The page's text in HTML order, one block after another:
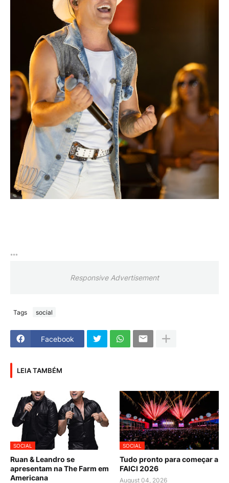
***
Responsive Advertisement
Tags social
Facebook
LEIA TAMBÉM
SOCIAL
Ruan & Leandro se
apresentam na The Farm em
Americana
SOCIAL
Tudo pronto para começar a
FAICI 2026
August 04, 2026